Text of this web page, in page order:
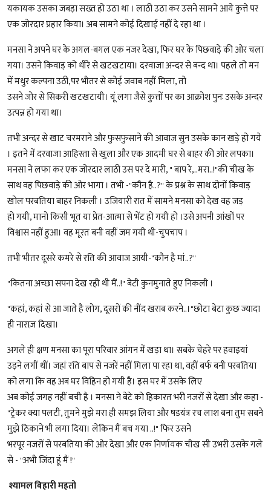
यकायक उसका जबड़ा सख्त हो उठा था । लाठी उठा कर उसने सामने आये कुत्ते पर
एक जोरदार प्रहार किया। अब सामने कोई दिखाई नहीं दे रहा था ।
मनसा ने अपने घर के अगल-बगल एक नजर देखा, फिर घर के पिछवाड़े की ओर चला
गया। उसने किवाड़ को धीरे से खटखटाया। दरवाजा अन्दर से बन्द था। पहले तो मन
में मधुर कल्पना उठी,पर भीतर से कोई जवाब नहीं मिला, तो
उसने जोर से सिकरी खटखटायी। यूं लगा जैसे कुत्तों पर का आक्रोश पुनः उसके अन्दर
उत्पन्न हो गया था।
तभी अन्दर से खाट चरमराने और फुसफुसाने की आवाज सुन उसके कान खड़े हो गये
। इतने में दरवाजा आहिस्ता से खुला और एक आदमी घर से बाहर की ओर लपका।
मनसा ने लफा कर एक जोरदार लाठी उस पर दे मारी, " बाप रे,..मरा..!"की चीख के
साथ वह पिछवाड़े की ओर भागा । तभी -"कौन है..?" के प्रश्न के साथ दोनों किवाड़
खोल परबतिया बाहर निकली । उजियारी रात में सामने मनसा को देख वह जड़
हो गयी, मानो किसी भूत या प्रेत-आत्मा से भेंट हो गयी हो ।उसे अपनी आंखों पर
विश्वास नहीं हुआ। वह मूरत बनी वहीं जम गयी थी-चुपचाप ।
तभी भीतर दूसरे कमरे से रति की आवाज आयी-"कौन है मां..?"
"कितना अच्छा सपना देख रही थी मैं..!" बेटी कुनमुनाते हुए निकली ।
"कहां, कहां से आ जाते है लोग, दूसरों की नींद खराब करने..।"छोटा बेटा कुछ ज्यादा
ही नाराज़ दिखा।
अगले ही क्षण मनसा का पूरा परिवार आंगन में खड़ा था। सबके चेहरे पर हवाइयां
उड़ने लगीं थीं। जहां रति बाप से नजरें नहीं मिला पा रहा था, वहीं बर्फ बनी परबतिया
को लगा कि वह अब घर विहिन हो गयी है। इस घर में उसके लिए
अब कोई जगह नहीं बची है । मनसा ने बेटे को हिकारत भरी नजरों से देखा और कहा -
"ट्रेकर क्या पलटी, तुमने मुझे मरा ही समझ लिया और षडयंत्र रच लाश बना तुम सबने
मुझे ठिकाने भी लगा दिया। लेकिन मैं बच गया ..!" फिर उसने
भरपूर नजरों से परबतिया की ओर देखा और एक निर्णायक चीख सी उभरी उसके गले
से - "अभी जिंदा हूं मैं !"
श्यामल बिहारी महतो